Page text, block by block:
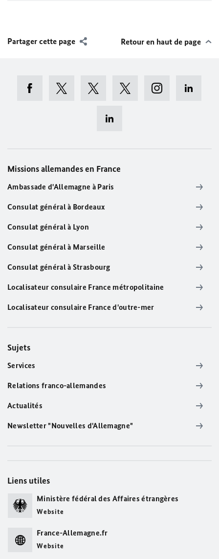
Partager cette page Retour en haut de page
Missions allemandes en France
Ambassade d'Allemagne à Paris
Consulat général à Bordeaux
Consulat général à Lyon
Consulat général à Marseille
Consulat général à Strasbourg
Localisateur consulaire France métropolitaine
Localisateur consulaire France d'outre-mer
Sujets
Services
Relations franco-allemandes
Actualités
Newsletter "Nouvelles d'Allemagne"
Liens utiles
Ministère fédéral des Affaires étrangères
Website
France-Allemagne.fr
Website